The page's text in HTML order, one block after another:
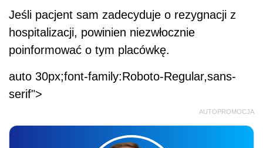
Jeśli pacjent sam zadecyduje o rezygnacji z
hospitalizacji, powinien niezwłocznie
poinformować o tym placówkę.
auto 30px;font-family:Roboto-Regular,sans-
serif">
AUTOPROMOCJA